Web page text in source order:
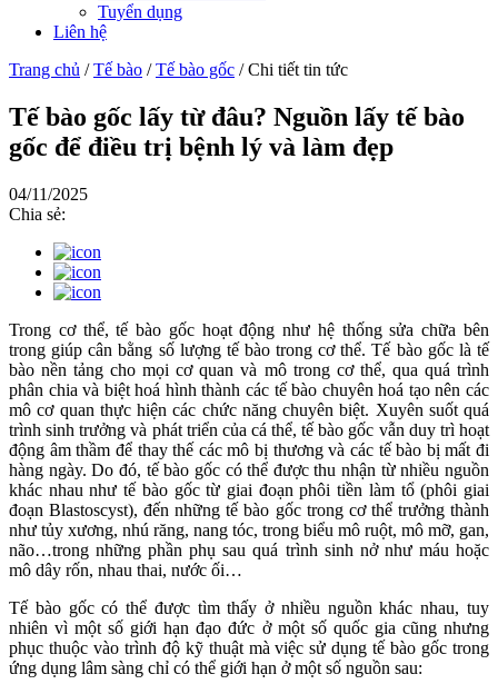
Tuyển dụng
Liên hệ
Trang chủ /Tế bào /Tế bào gốc /Chi tiết tin tức
Tế bào gốc lấy từ đâu? Nguồn lấy tế bào
gốc để điều trị bệnh lý và làm đẹp
04/11/2025
Chia sẻ:
Trong cơ thể, tế bào gốc hoạt động như hệ thống sửa chữa bên
trong giúp cân bằng số lượng tế bào trong cơ thể. Tế bào gốc là tế
bào nền tảng cho mọi cơ quan và mô trong cơ thể, qua quá trình
phân chia và biệt hoá hình thành các tế bào chuyên hoá tạo nên các
mô cơ quan thực hiện các chức năng chuyên biệt. Xuyên suốt quá
trình sinh trưởng và phát triển của cá thể, tế bào gốc vẫn duy trì hoạt
động âm thầm để thay thế các mô bị thương và các tế bào bị mất đi
hàng ngày. Do đó, tế bào gốc có thể được thu nhận từ nhiều nguồn
khác nhau như tế bào gốc từ giai đoạn phôi tiền làm tổ (phôi giai
đoạn Blastoscyst), đến những tế bào gốc trong cơ thể trưởng thành
như tủy xương, nhú răng, nang tóc, trong biểu mô ruột, mô mỡ, gan,
não…trong những phần phụ sau quá trình sinh nở như máu hoặc
mô dây rốn, nhau thai, nước ối…
Tế bào gốc có thể được tìm thấy ở nhiều nguồn khác nhau, tuy
nhiên vì một số giới hạn đạo đức ở một số quốc gia cũng nhưng
phục thuộc vào trình độ kỹ thuật mà việc sử dụng tế bào gốc trong
ứng dụng lâm sàng chỉ có thể giới hạn ở một số nguồn sau: